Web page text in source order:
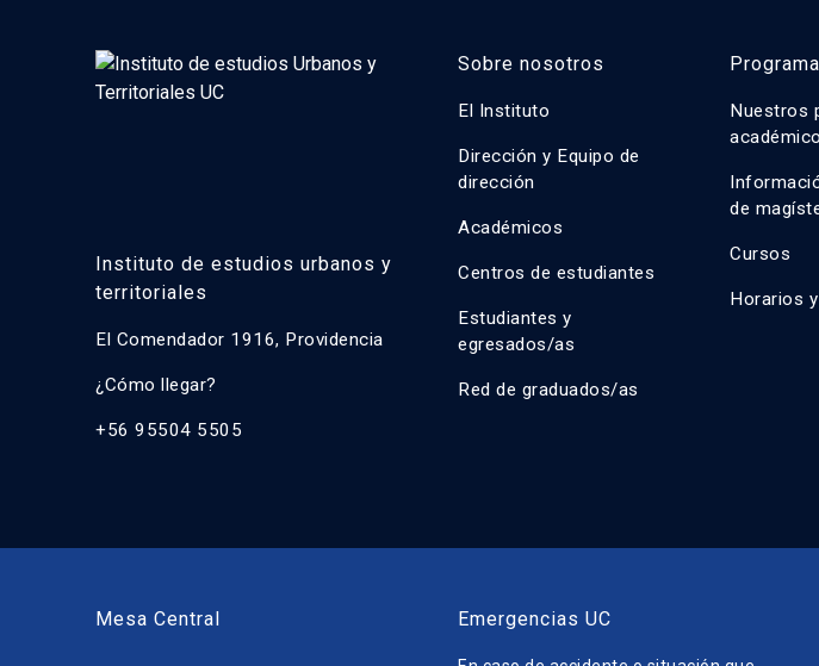
Instituto de estudios urbanos y
territoriales
El Comendador 1916, Providencia
¿Cómo llegar?
+56 95504 5505
Sobre nosotros
El Instituto
Dirección y Equipo de
dirección
Académicos
Centros de estudiantes
Estudiantes y
egresados/as
Red de graduados/as
Nuestros
de
Cursos
Horarios
Mesa Central Emergencias UC